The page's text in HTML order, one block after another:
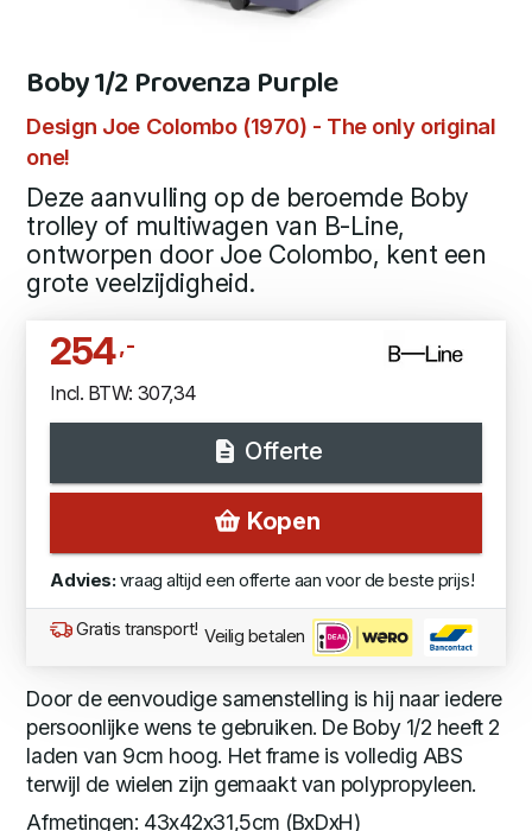
Boby 1/2 Provenza Purple
Design Joe Colombo (1970) - The only original
one!
Deze aanvulling op de beroemde Boby
trolley of multiwagen van B-Line,
ontworpen door Joe Colombo, kent een
grote veelzijdigheid.
254,-
Incl. BTW: 307,34
Offerte
Kopen
Advies: vraag altijd een offerte aan voor de beste prijs!
Gratis transport! Veilig betalen
Door de eenvoudige samenstelling is hij naar iedere
persoonlijke wens te gebruiken. De Boby 1/2 heeft 2
laden van 9cm hoog. Het frame is volledig ABS
terwijl de wielen zijn gemaakt van polypropyleen.
Afmetingen: 43x42x31,5cm (BxDxH)